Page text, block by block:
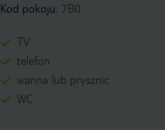
Kod pokoju: 7B0
TV
telefon
wanna lub prysznic
WC